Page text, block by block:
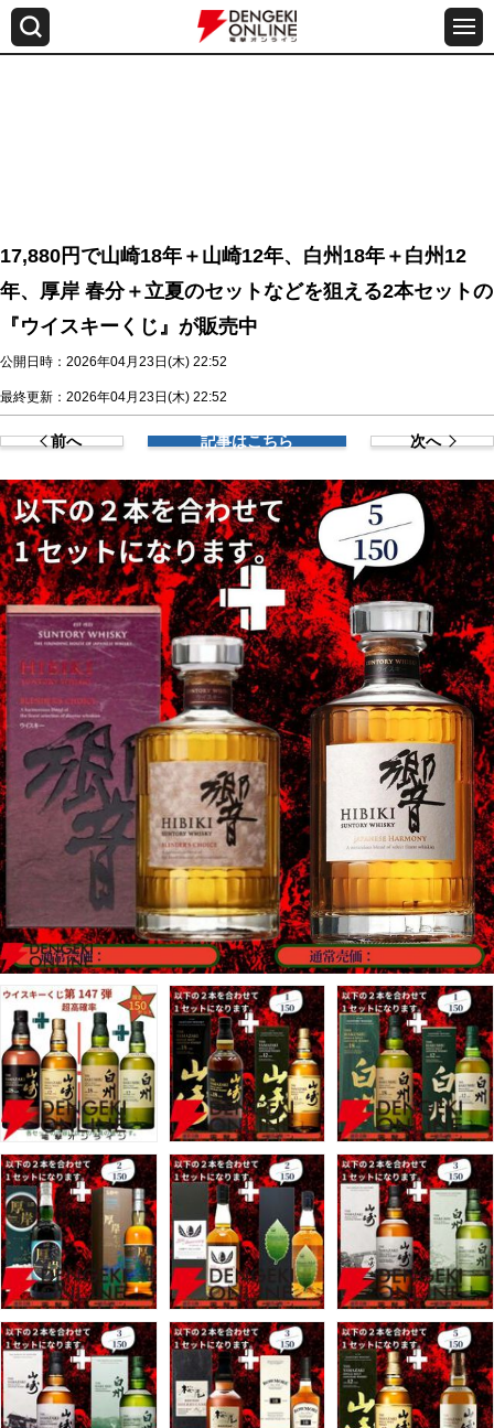
17,880円で山崎18年＋山崎12年、白州18年＋白州12
年、厚岸 春分＋立夏のセットなどを狙える2本セットの
『ウイスキーくじ』が販売中
公開日時：2026年04月23日(木) 22:52
最終更新：2026年04月23日(木) 22:52
前へ 記事はこちら 次へ